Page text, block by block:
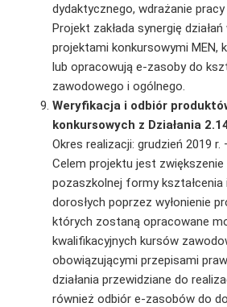
dydaktycznego, wdrażanie pracy
Projekt zakłada synergię
projektami konkursowymi MEN,
lub opracowują e-zasoby do
zawodowego i ogólnego.
Weryfikacja i odbiór
konkursowych z Działania
Okres realizacji: grudzień 2019 r.
Celem projektu jest
pozaszkolnej formy kształcenia
dorosłych poprzez wyłonienie
których zostaną opracowane
kwalifikacyjnych kursów
obowiązującymi przepisami
działania przewidziane do
również odbiór e-zasobów do